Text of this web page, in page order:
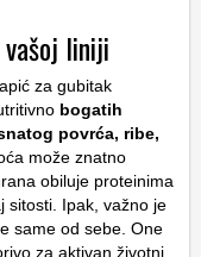
liniji
za gubitak
bogatih
povrća, ribe,
može znatno
obiluje proteinima
sitosti. Ipak, važno je
same od sebe. One
za aktivan životni